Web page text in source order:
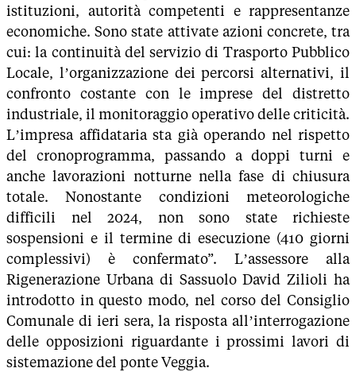
istituzioni, autorità competenti e rappresentanze
economiche. Sono state attivate azioni concrete, tra
cui: la continuità del servizio di Trasporto Pubblico
Locale, l’organizzazione dei percorsi alternativi, il
confronto costante con le imprese del distretto
industriale, il monitoraggio operativo delle criticità.
L’impresa affidataria sta già operando nel rispetto
del cronoprogramma, passando a doppi turni e
anche lavorazioni notturne nella fase di chiusura
totale. Nonostante condizioni meteorologiche
difficili nel 2024, non sono state richieste
sospensioni e il termine di esecuzione (410 giorni
complessivi) è confermato”. L’assessore alla
Rigenerazione Urbana di Sassuolo David Zilioli ha
introdotto in questo modo, nel corso del Consiglio
Comunale di ieri sera, la risposta all’interrogazione
delle opposizioni riguardante i prossimi lavori di
sistemazione del ponte Veggia.